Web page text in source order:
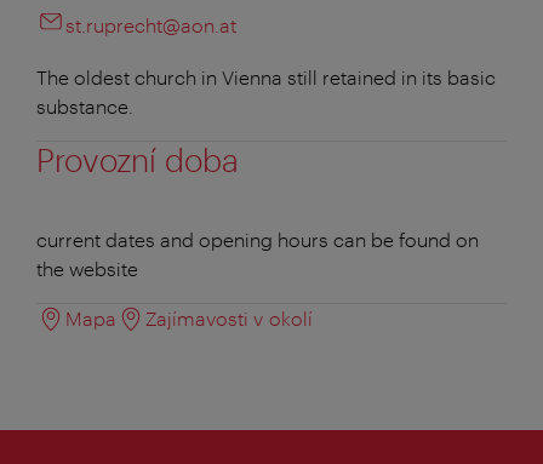
st.ruprecht@aon.at
The oldest church in Vienna still retained in its basic
substance.
Provozní doba
current dates and opening hours can be found on
the website
Mapa Zajímavosti v okolí